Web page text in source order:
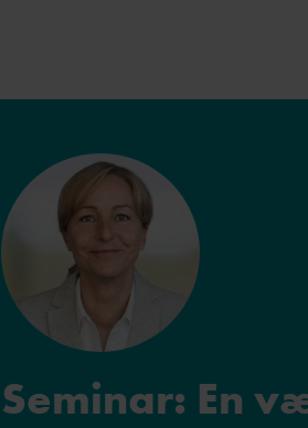
Seminar: En